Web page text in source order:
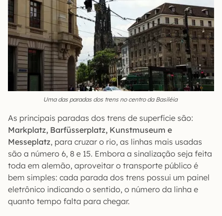
Uma das paradas dos trens no centro da Basiléia
As principais paradas dos trens de superfície são:
Markplatz, Barfüsserplatz, Kunstmuseum e
Messeplatz, para cruzar o rio, as linhas mais usadas
são a número 6, 8 e 15. Embora a sinalização seja feita
toda em alemão, aproveitar o transporte público é
bem simples: cada parada dos trens possui um painel
eletrônico indicando o sentido, o número da linha e
quanto tempo falta para chegar.